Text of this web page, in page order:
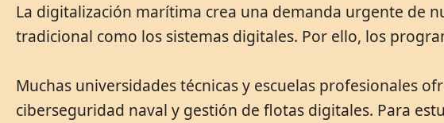
La digitalización marítima crea una demanda urgente de
tradicional como los sistemas digitales. Por ello, los
Muchas universidades técnicas y escuelas profesionales
ciberseguridad naval y gestión de flotas digitales. Para